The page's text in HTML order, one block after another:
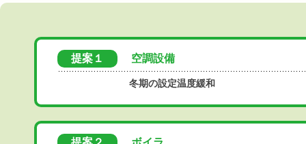
提案１ 空調設備
冬期の設定温度緩和